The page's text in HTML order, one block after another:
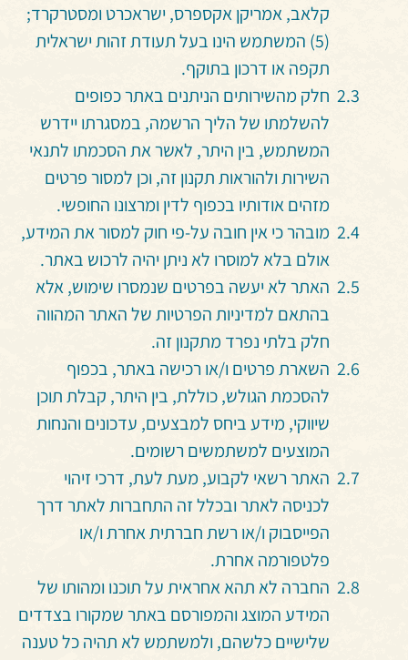
קלאב, אמריקן אקספרס, ישראכרט ומסטרקרד;
(5) המשתמש הינו בעל תעודת זהות ישראלית
תקפה או דרכון בתוקף.
חלק מהשירותים הניתנים באתר כפופים
להשלמתו של הליך הרשמה, במסגרתו יידרש
המשתמש, בין היתר, לאשר את הסכמתו לתנאי
השירות ולהוראות תקנון זה, וכן למסור פרטים
מזהים אודותיו בכפוף לדין ומרצונו החופשי.
מובהר כי אין חובה על-פי חוק למסור את המידע,
אולם בלא למוסרו לא ניתן יהיה לרכוש באתר.
האתר לא יעשה בפרטים שנמסרו שימוש, אלא
בהתאם למדיניות הפרטיות של האתר המהווה
חלק בלתי נפרד מתקנון זה.
השארת פרטים ו/או רכישה באתר, בכפוף
להסכמת הגולש, כוללת, בין היתר, קבלת תוכן
שיווקי, מידע ביחס למבצעים, עדכונים והנחות
המוצעים למשתמשים רשומים.
האתר רשאי לקבוע, מעת לעת, דרכי זיהוי
לכניסה לאתר ובכלל זה התחברות לאתר דרך
הפייסבוק ו/או רשת חברתית אחרת ו/או
פלטפורמה אחרת.
החברה לא תהא אחראית על תוכנו ומהותו של
המידע המוצג והמפורסם באתר שמקורו בצדדים
שלישיים כלשהם, ולמשתמש לא תהיה כל טענה